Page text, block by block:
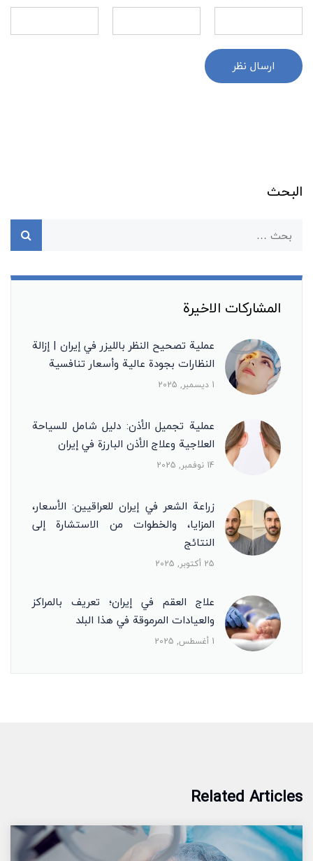
ارسال نظر
البحث
المشاركات الاخيرة
عملية تصحيح النظر بالليزر في إيران | إزالة
النظارات بجودة عالية وأسعار تنافسية
1 ديسمبر, 2025
عملية تجميل الأذن: دليل شامل للسياحة
العلاجية وعلاج الأذن البارزة في إيران
14 نوفمبر, 2025
زراعة الشعر في إيران للعراقيين: الأسعار،
المزايا، والخطوات من الاستشارة إلى
النتائج
25 أكتوبر, 2025
علاج العقم في إيران؛ تعريف بالمراكز
والعيادات المرموقة في هذا البلد
1 أغسطس, 2025
Related Articles